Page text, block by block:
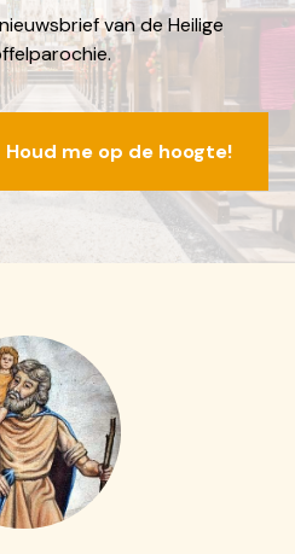
van de Heilige